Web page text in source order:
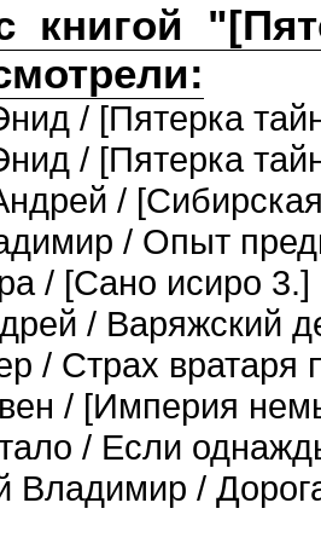
книгой
/ [Пятерка
/ [Пятерка
/
/ Опыт
/ [Сано исиро 3.]
/ Варяжский
/ Страх
/ [Империя
/ Если
Владимир /